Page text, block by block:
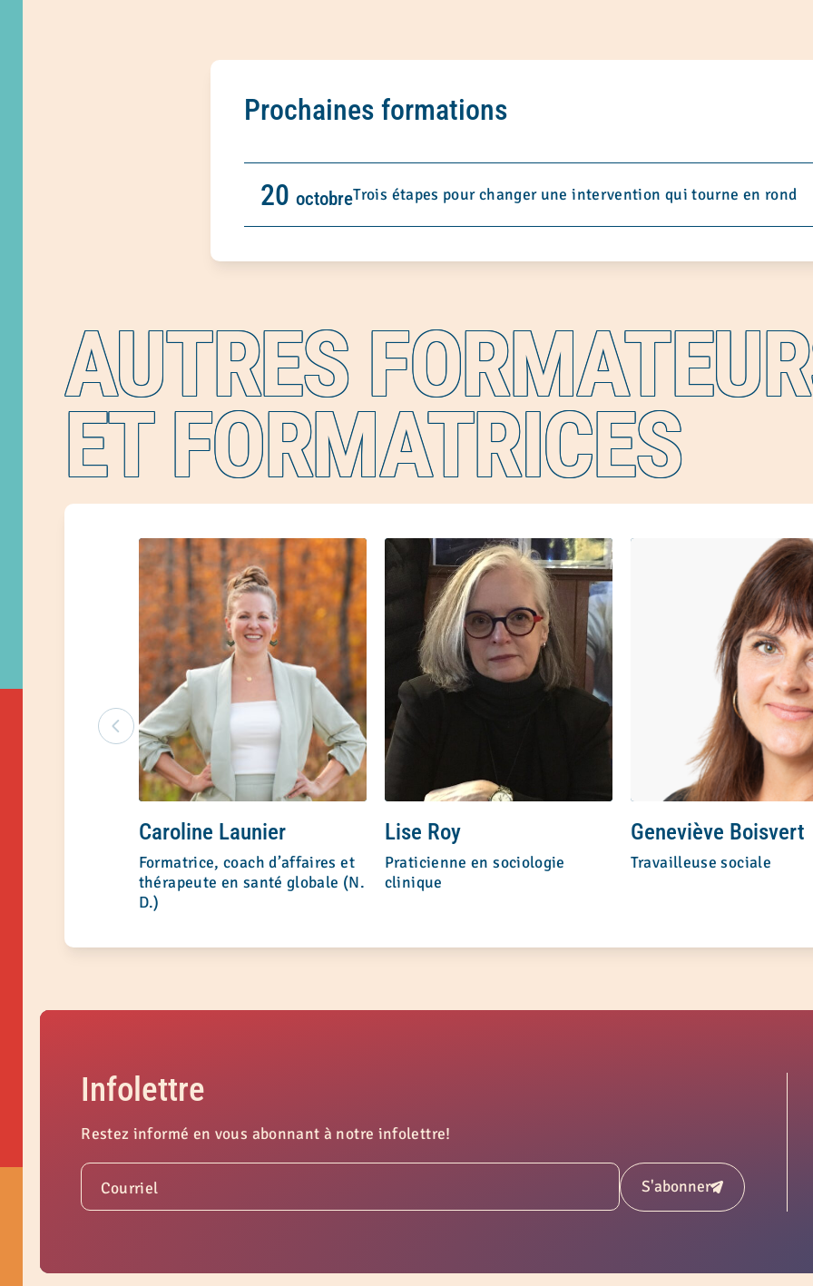
Prochaines formations
20octobreTrois étapes pour changer une intervention qui tourne en rond
AUTRES
ET FORMATRICES
Caroline Launier
Formatrice, coach d’affaires et
thérapeute en santé globale (N.
D.)
Lise Roy
Praticienne en sociologie
clinique
Geneviève Boisvert
Travailleuse sociale
Infolettre
Restez informé en vous abonnant à notre infolettre!
Courriel S'abonnerSoumettre